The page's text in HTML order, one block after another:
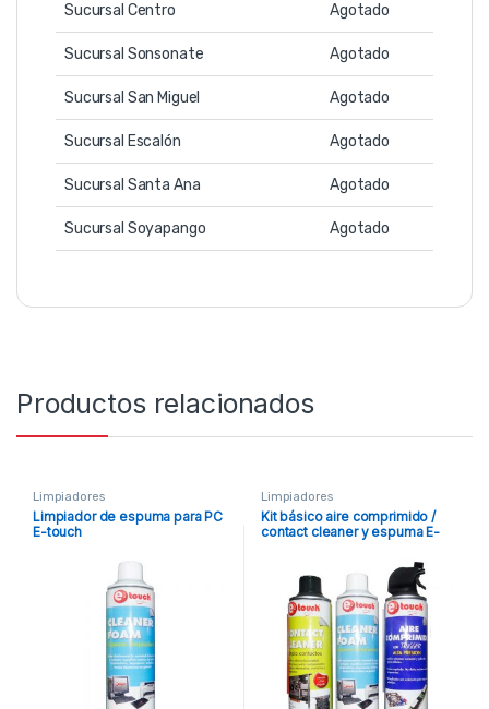
Sucursal Centro Agotado
Sucursal Sonsonate Agotado
Sucursal San Miguel Agotado
Sucursal Escalón Agotado
Sucursal Santa Ana Agotado
Sucursal Soyapango Agotado
Productos relacionados
Limpiadores
Limpiador de espuma para PC
E-touch
Limpiadores
Kit básico aire comprimido /
contact cleaner y espuma E-